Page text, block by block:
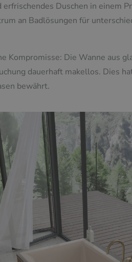
erfrischendes Duschen in einem
an Badlösungen für
Kompromisse: Die Wanne aus
dauerhaft makellos. Dies
bewährt.